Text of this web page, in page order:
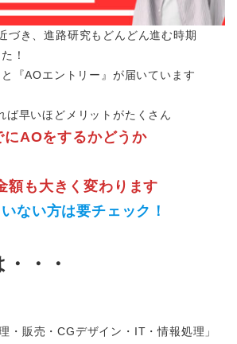
づき、進路研究もどんどん進む時期
！
『AOエントリー』が届いています
ば早いほどメリットがたくさん
にAOをするかどうか
額も大きく変わります
ない方は要チェック！
・・
・販売・CGデザイン・IT・情報処理」